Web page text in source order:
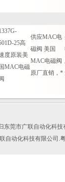
25高
度原装美
国MAC电磁
供应MAC电
磁阀 美国
MAC电磁阀
原厂直销，*
东莞市广联自动化科
自动化科技有限公司.